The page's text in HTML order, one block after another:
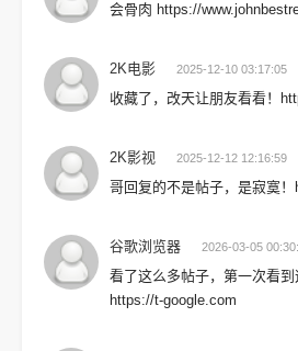
会骨肉 https://
2K电影 2025-12-10 03:17:05
收藏了，改天让朋友看看！
2K影视 2025-12-12 12:16:59
哥回复的不是帖子，是寂寞
谷歌浏览器 2026-03-05
看了这么多帖子，第一次看到
https://t-google.com